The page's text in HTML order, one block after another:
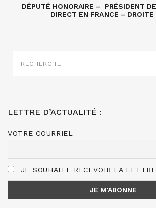
DÉPUTÉ HONORAIRE – PRÉSIDENT
DIRECT EN FRANCE – DROITE
SUR
LETTRE D’ACTUALITÉ :
VOTRE COURRIEL
JE SOUHAITE RECEVOIR LA LETTRE